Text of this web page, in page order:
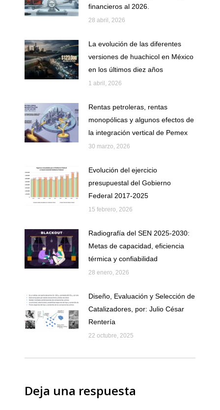
financieros al 2026.
28 abril, 2026
La evolución de las diferentes
versiones de huachicol en México
en los últimos diez años
1 abril, 2026
Rentas petroleras, rentas
monopólicas y algunos efectos de
la integración vertical de Pemex
30 marzo, 2026
Evolución del ejercicio
presupuestal del Gobierno
Federal 2017-2025
15 febrero, 2026
Radiografía del SEN 2025-2030:
Metas de capacidad, eficiencia
térmica y confiabilidad
28 enero, 2026
Diseño, Evaluación y Selección de
Catalizadores, por: Julio César
Rentería
22 octubre, 2025
Deja una respuesta